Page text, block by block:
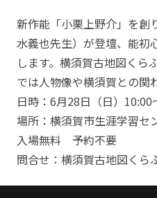
新作能「小栗上野介」を創
水義也先生）が登壇、能初
します。横須賀古地図くら
では人物像や横須賀との関
日時：6月28日（日）10:00
場所：横須賀市生涯学習
入場無料 予約不要
問合せ：横須賀古地図くら